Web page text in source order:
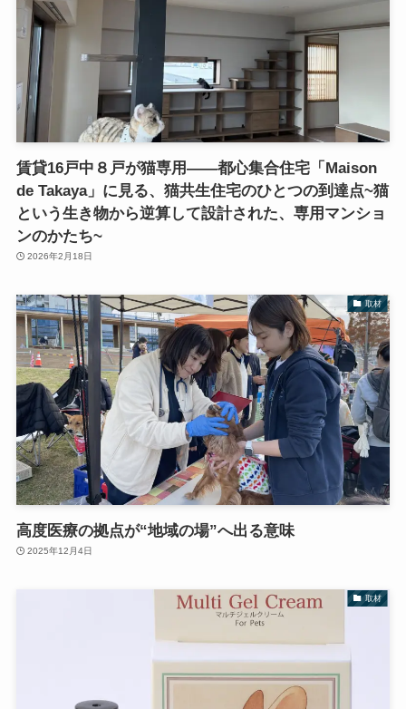
賃貸16戸中８戸が猫専用――都心集合住宅「Maison
de Takaya」に見る、猫共生住宅のひとつの到達点~猫
という生き物から逆算して設計された、専用マンショ
ンのかたち~
2026年2月18日
取材
高度医療の拠点が“地域の場”へ出る意味
2025年12月4日
取材